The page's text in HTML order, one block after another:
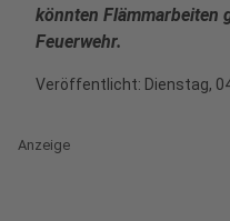
könnten Flämmarbeiten
Feuerwehr.
Veröffentlicht: Dienstag,
Anzeige